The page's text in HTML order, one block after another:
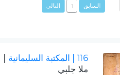
السابق 1 التالي
116 | المكتبة السليمانية
ملا جلبي